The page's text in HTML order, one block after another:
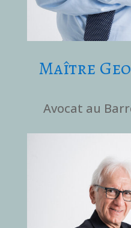
Maître
Avocat au